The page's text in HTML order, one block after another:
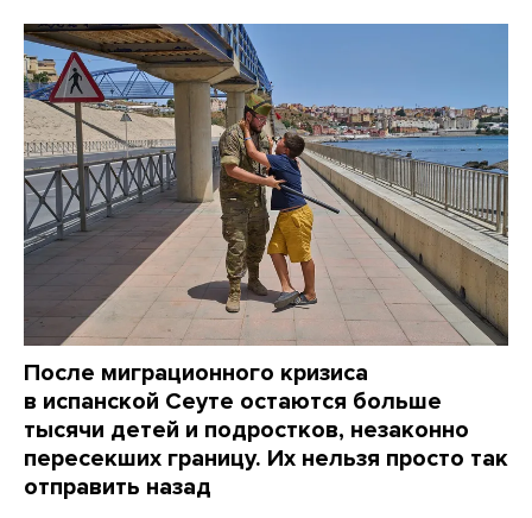
После миграционного кризиса
в испанской Сеуте остаются больше
тысячи детей и подростков, незаконно
пересекших границу. Их нельзя просто так
отправить назад